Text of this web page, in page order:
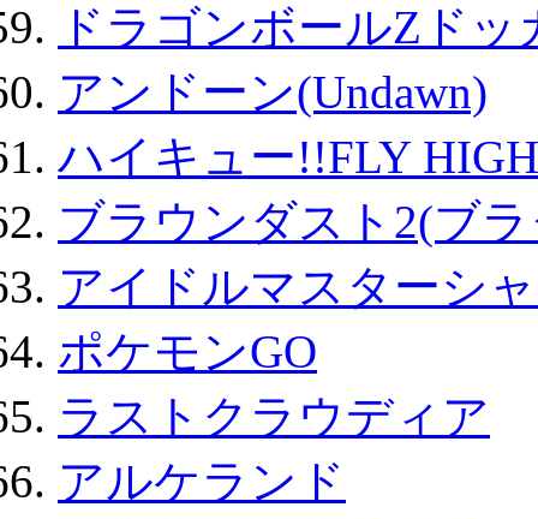
ドラゴンボールZド
アンドーン(Undawn)
ハイキュー!!FLY HIGH
ブラウンダスト2(ブ
アイドルマスターシ
ポケモンGO
ラストクラウディア
アルケランド